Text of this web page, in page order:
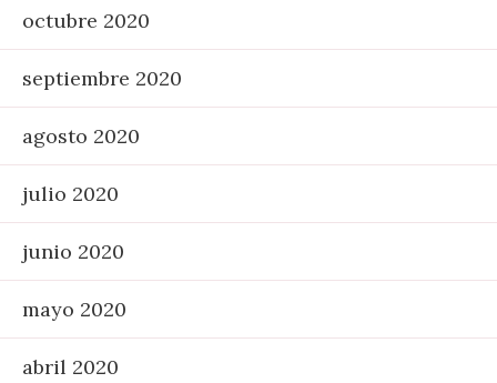
octubre 2020
septiembre 2020
agosto 2020
julio 2020
junio 2020
mayo 2020
abril 2020